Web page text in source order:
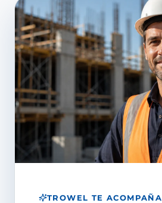
TROWEL TE ACOMPAÑA